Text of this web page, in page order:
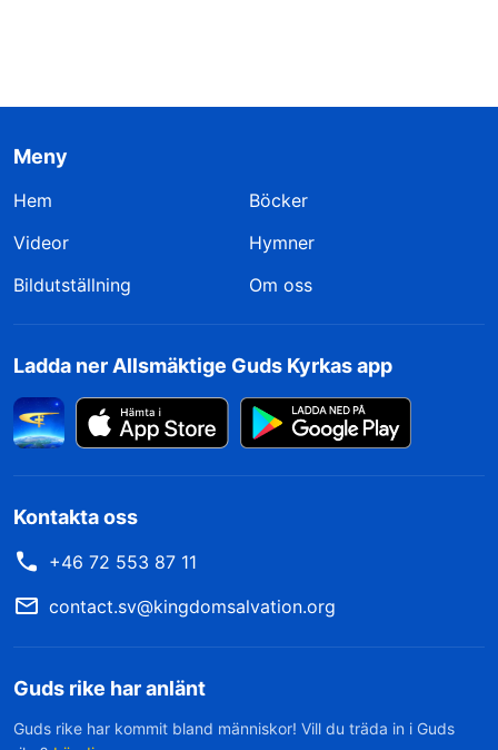
Meny
Hem
Böcker
Videor
Hymner
Bildutställning
Om oss
Ladda ner Allsmäktige Guds Kyrkas app
Kontakta oss
+46 72 553 87 11
contact.sv@kingdomsalvation.org
Guds rike har anlänt
Guds rike har kommit bland människor! Vill du träda in i Guds